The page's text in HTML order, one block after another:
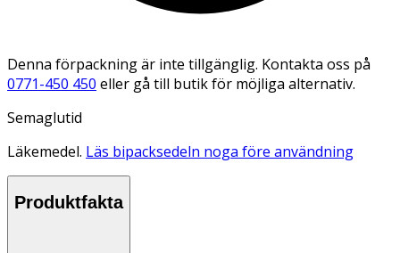
Denna förpackning är inte tillgänglig. Kontakta oss på
0771-450 450 eller gå till butik för möjliga alternativ.
Semaglutid
Läkemedel. Läs bipacksedeln noga före användning
Produktfakta